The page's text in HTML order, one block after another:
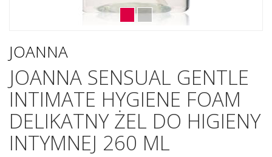
JOANNA
JOANNA SENSUAL GENTLE
INTIMATE HYGIENE FOAM
DELIKATNY ŻEL DO HIGIENY
INTYMNEJ 260 ML